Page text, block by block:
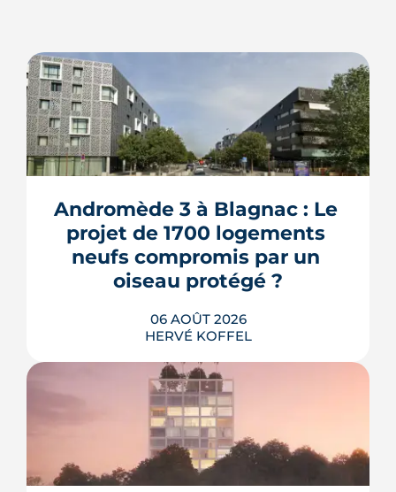
Andromède 3 à Blagnac : Le
projet de 1700 logements
neufs compromis par un
oiseau protégé ?
06 AOÛT 2026
HERVÉ KOFFEL
La troisième et dernière phase de
l'écoquartier Andromède doit livrer
près de 1 700 logements à partir de